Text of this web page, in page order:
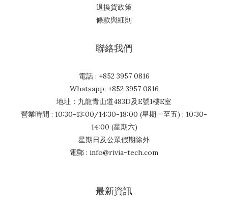
退換貨政策
條款與細則
聯絡我們
電話 : +852 3957 0816
Whatsapp: +852 3957 0816
地址：九龍青山道483D及E號1樓E室
營業時間 : 10:30-13:00/14:30-18:00 (星期一至五) ; 10:30-
14:00 (星期六)
星期日及公眾假期除外
電郵 : info@rivia-tech.com
最新資訊